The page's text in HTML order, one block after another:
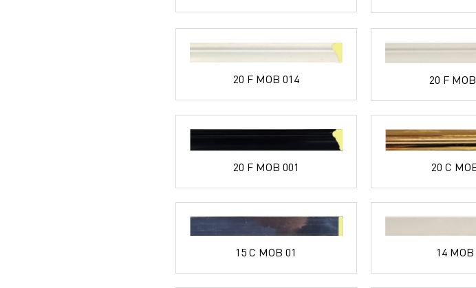
20 F MOB 014 20 F
20 F MOB 001 20 C
15 C MOB 01 14